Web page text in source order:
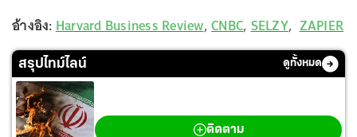
อ้างอิง:Harvard Business Review, CNBC,SELZY, ZAPIER
สรุปไทม์ไลน์ ดูทั้งหมด
ติดตาม